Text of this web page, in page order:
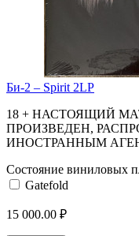
Би-2 – Spirit 2LP
18 + НАСТОЯЩИЙ
ПРОИЗВЕДЕН,
ИНОСТРАННЫМ
Состояние виниловых
Gatefold
15 000.00 ₽